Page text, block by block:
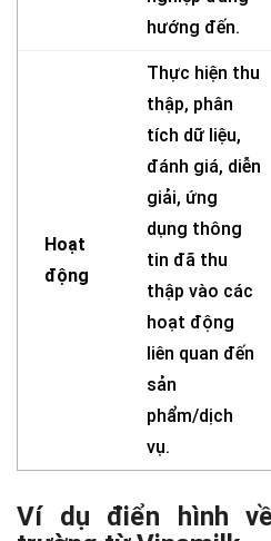
hướng đến.
Hoạt
động
Thực hiện thu
thập, phân
tích dữ liệu,
đánh giá, diễn
giải, ứng
dụng thông
tin đã thu
thập vào các
hoạt động
liên quan đến
sản
phẩm/dịch
vụ.
Ví dụ điển hình